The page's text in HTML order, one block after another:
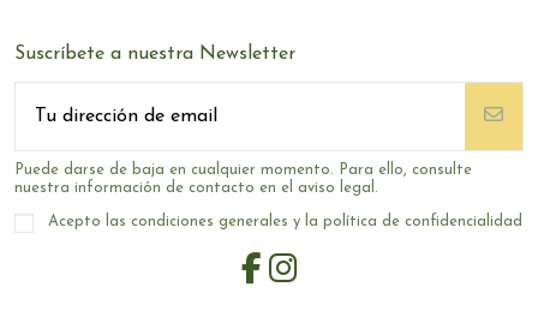
Suscríbete a nuestra Newsletter
Puede darse de baja en cualquier momento. Para ello, consulte
nuestra información de contacto en el aviso legal.
Acepto las condiciones generales y la política de confidencialidad